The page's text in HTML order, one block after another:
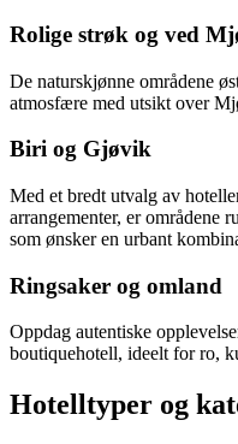
Rolige strøk og ved
De naturskjønne områdene
atmosfære med utsikt over
Biri og Gjøvik
Med et bredt utvalg av
arrangementer, er
som ønsker en urbant
Ringsaker og omland
Oppdag autentiske
boutiquehotell, ideelt for ro,
Hotelltyper og